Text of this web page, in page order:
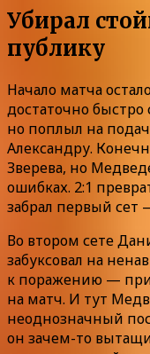
Убирал
публику
Начало матча
достаточно быстро
но поплыл на
Александру.
Зверева, но
ошибках. 2:1
забрал первый сет
Во втором сете
забуксовал на
к поражению — при
на матч. И тут
неоднозначный
он зачем-то